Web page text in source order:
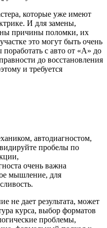
которые уже имеют
И для замены,
причины поломки, их
это могут быть очень
с авто от «А» до
до восстановления
и требуется
автодиагностом,
пробелы по
очень важна
мышление, для
не дает результата, может
курса, выбор форматов
проблемы,